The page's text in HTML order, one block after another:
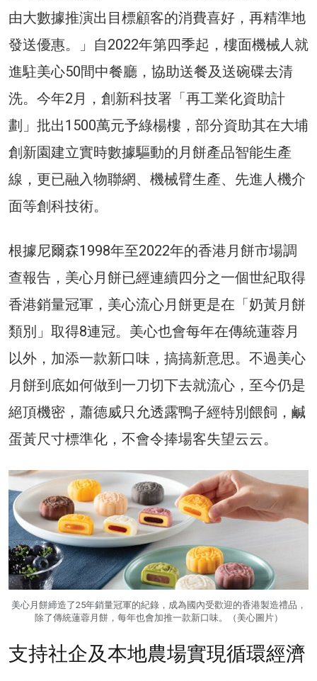
由大數據推演出目標顧客的消費喜好，再精準地
發送優惠。」自2022年第四季起，樓面機械人就
進駐美心50間中餐廳，協助送餐及送碗碟去清
洗。今年2月，創新科技署「再工業化資助計
劃」批出1500萬元予綠楊樓，部分資助其在大埔
創新園建立實時數據驅動的月餅產品智能生產
線，更已融入物聯網、機械臂生產、先進人機介
面等創科技術。
根據尼爾森1998年至2022年的香港月餅市場調
查報告，美心月餅已經連續四分之一個世紀取得
香港銷量冠軍，美心流心月餅更是在「奶黃月餅
類別」取得8連冠。美心也會每年在傳統蓮蓉月
以外，加添一款新口味，搞搞新意思。不過美心
月餅到底如何做到一刀切下去就流心，至今仍是
絕頂機密，蕭德威只允透露鴨子經特別餵飼，鹹
蛋黃尺寸標準化，不會令捧場客失望云云。
美心月餅締造了25年銷量冠軍的紀錄，成為國內受歡迎的香港製造禮品，
除了傳統蓮蓉月餅，每年也會加推一款新口味。（美心圖片）
支持社企及本地農場實現循環經濟